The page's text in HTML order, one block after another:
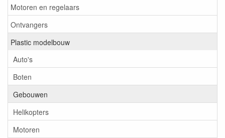
Motoren en regelaars
Ontvangers
Plastic modelbouw
Auto's
Boten
Gebouwen
Helikopters
Motoren